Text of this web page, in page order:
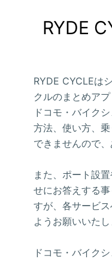
RYDE
RYDE CYCLEは
クルのまとめアプ
ドコモ・バイク
方法、使い方、
できませんので、
また、ポート設
せにお答えする
すが、各サービ
ようお願いいたし
ドコモ・バイク